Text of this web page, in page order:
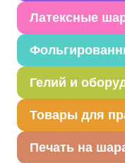
Латексные
Гелий и
Товары для
Печать на
Штрих код
Исходный материал
Дата последнего
Вес
Описание товара
Двухслойная
тиснением С ДНЕМ